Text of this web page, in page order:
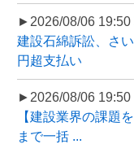
►2026/08/06 19:50
建設石綿訴訟、さ
円超支払い
►2026/08/06 19:50
【建設業界の課題
まで一括 ...